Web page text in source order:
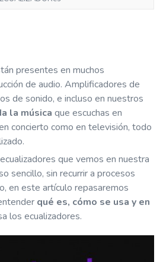
presentes en muchos
de audio. Amplificadores de
de sonido, e incluso en nuestros
la música que escuchas en
concierto como en televisión, todo
que vemos en nuestra
sencillo, sin recurrir a procesos
en este artículo repasaremos
qué es, cómo se usa y en
los ecualizadores.